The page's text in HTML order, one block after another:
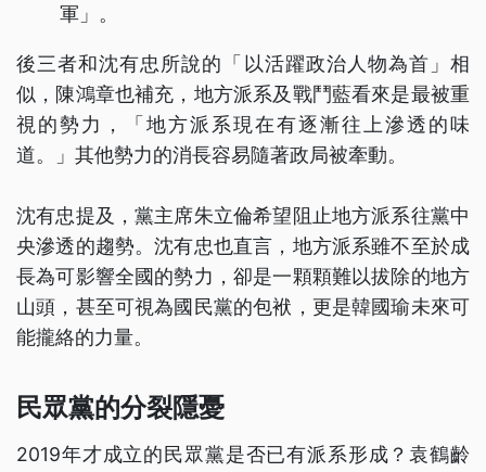
軍」。
後三者和沈有忠所說的「以活躍政治人物為首」相
似，陳鴻章也補充，地方派系及戰鬥藍看來是最被重
視的勢力，「地方派系現在有逐漸往上滲透的味
道。」其他勢力的消長容易隨著政局被牽動。
沈有忠提及，黨主席朱立倫希望阻止地方派系往黨中
央滲透的趨勢。沈有忠也直言，地方派系雖不至於成
長為可影響全國的勢力，卻是一顆顆難以拔除的地方
山頭，甚至可視為國民黨的包袱，更是韓國瑜未來可
能攏絡的力量。
民眾黨的分裂隱憂
2019年才成立的民眾黨是否已有派系形成？袁鶴齡